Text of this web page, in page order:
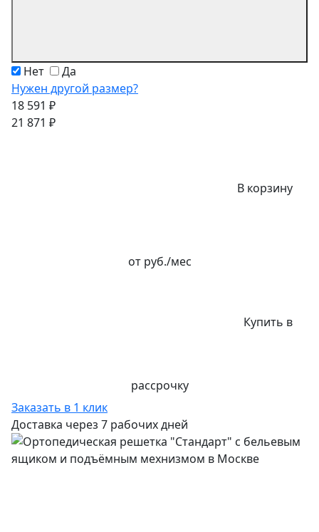
Нет
Да
Нужен другой размер?
18 591 ₽
21 871 ₽
В корзину
от руб./мес
Купить в
рассрочку
Заказать в 1 клик
Доставка через 7 рабочих дней